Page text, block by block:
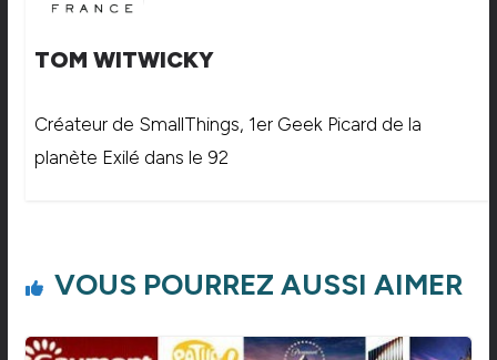
TOM WITWICKY
Créateur de SmallThings, 1er Geek Picard de la
planète Exilé dans le 92
VOUS POURREZ AUSSI AIMER